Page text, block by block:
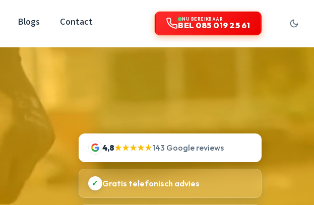
Blogs Contact NU BEREIKBAAR
BEL 085 019 25 61
4,8★★★★★143 Google reviews
✓ Gratis telefonisch advies